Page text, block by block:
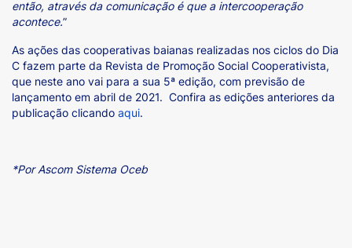
então, através da comunicação é que a intercooperação
acontece.”
As ações das cooperativas baianas realizadas nos ciclos do Dia
C fazem parte da Revista de Promoção Social Cooperativista,
que neste ano vai para a sua 5ª edição, com previsão de
lançamento em abril de 2021. Confira as edições anteriores da
publicação clicando aqui.
*Por Ascom Sistema Oceb